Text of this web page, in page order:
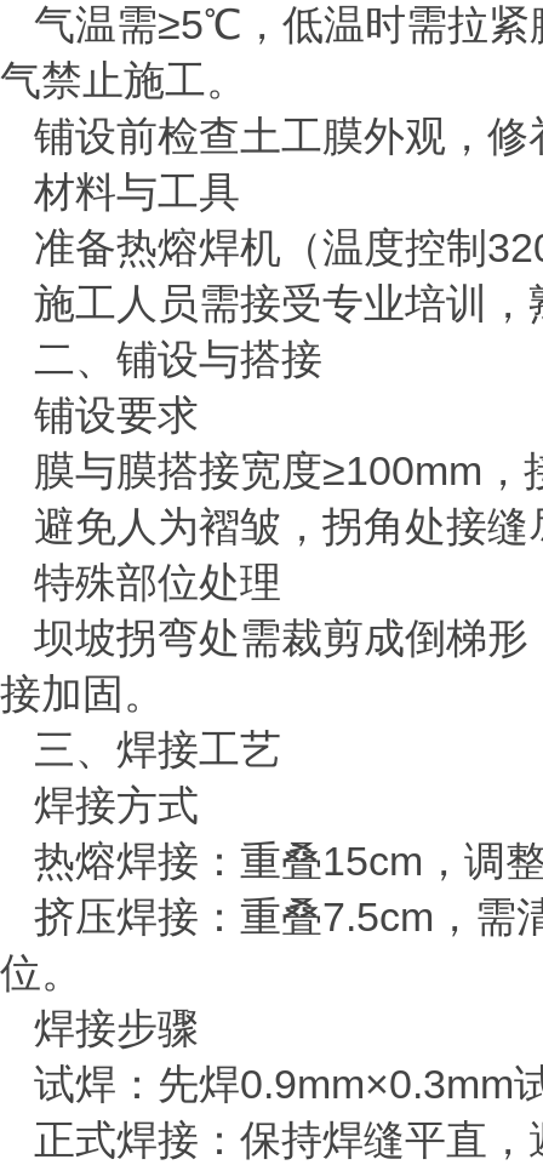
气温需≥5℃，低温时需拉紧
气禁止施工‌。
铺设前检查土工膜外观，
‌材料与工具‌
准备热熔焊机（温度控制
施工人员需接受专业培训
二、铺设与搭接
‌铺设要求‌
膜与膜搭接宽度≥100mm
避免人为褶皱，拐角处接
‌特殊部位处理‌
坝坡拐弯处需裁剪成倒梯
接加固 ‌。
三、焊接工艺
‌焊接方式‌
‌热熔焊接‌：重叠15cm ，调
‌挤压焊接‌：重叠7.5cm ，需
位‌。
‌焊接步骤‌
试焊：先焊0.9mm×0.3mm
正式焊接：保持焊缝平直